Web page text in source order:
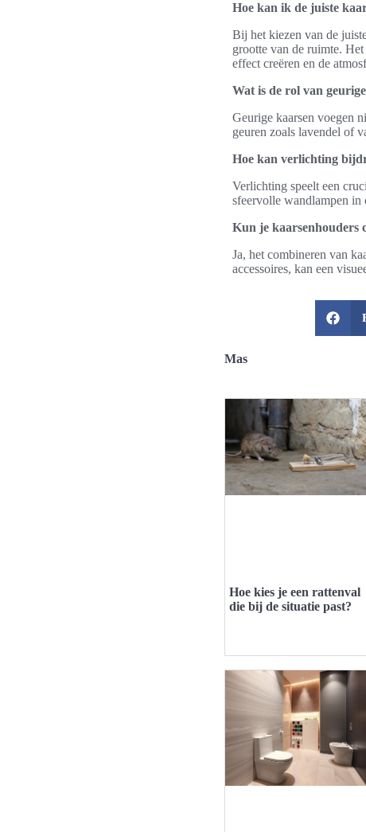
Hoe kan ik de juiste
Bij het kiezen van de
grootte van de ruimte.
effect creëren en de
Wat is de rol van
Geurige kaarsen voegen
geuren zoals lavendel of
Hoe kan verlichting
Verlichting speelt een
sfeervolle wandlampen in
Kun je kaarsenhouders
Ja, het combineren van
accessoires, kan een
Mas
Hoe kies je een rattenval
die bij de situatie past?